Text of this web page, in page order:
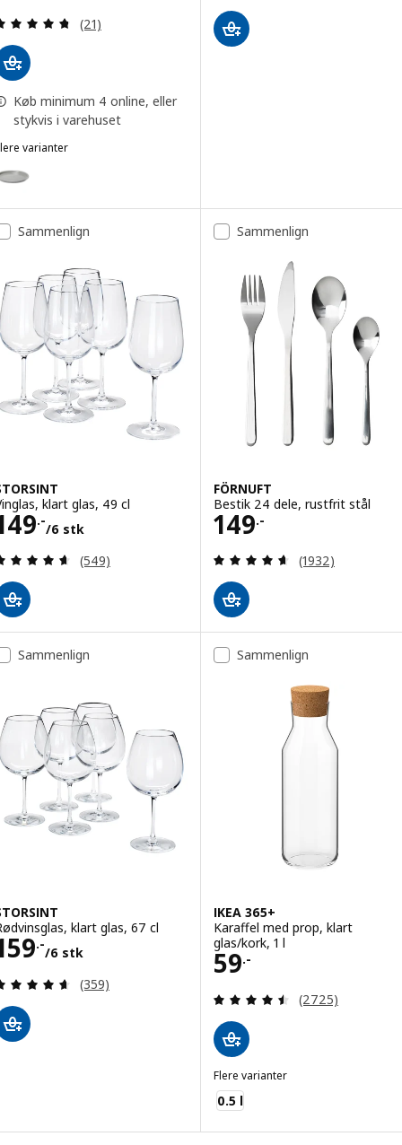
Anmeld: 4.7 ud af 5 Stjerner. Anmeldelser i alt:
(21)
Køb minimum 4 online, eller
stykvis i varehuset
varianter
DAGGASTER, Tallerken, prikket/grå, 26 cm
Sammenlign
klart glas, 49 cl
.-
/6 stk
149.-/6 stk
Anmeld: 4.6 ud af 5 Stjerner. Anmeldelser i alt:
(549)
Sammenlign
FÖRNUFT
Bestik 24 dele, rustfrit stål
149.-
Pris 149.-
Anmeld: 4.6 ud
(1932)
Sammenlign
klart glas, 67 cl
.-
/6 stk
159.-/6 stk
Anmeld: 4.6 ud af 5 Stjerner. Anmeldelser i alt:
(359)
Sammenlign
IKEA 365+
Karaffel med prop, klart
glas/kork, 1 l
59.-
Pris 59.-
Anmeld: 4.5 ud
(2725)
Flere varianter
IKEA 365+
0.5 l